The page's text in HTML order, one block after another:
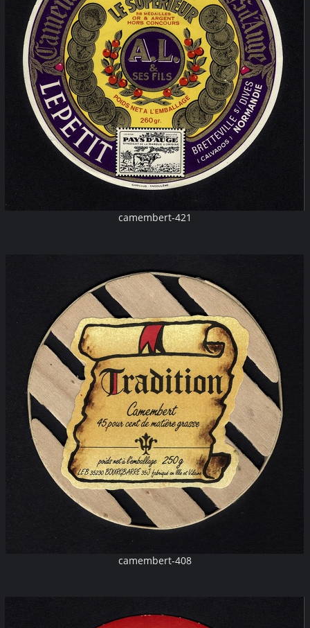
camembert-421
camembert-408